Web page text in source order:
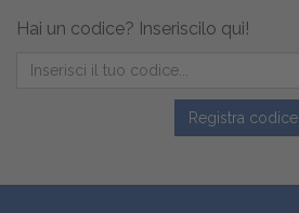
Hai un codice? Inseriscilo qui!
Registra codice